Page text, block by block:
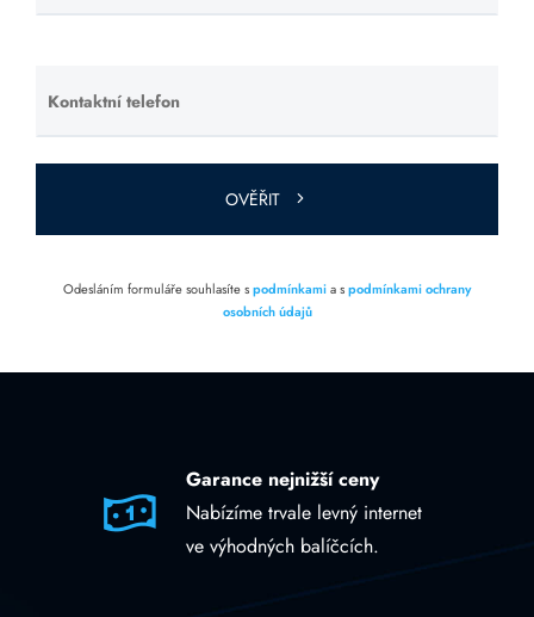
toto pole
Kontaktní telefon
Ponechte
toto pole
prázdné.
OVĚŘIT
Odesláním formuláře souhlasíte spodmínkamia spodmínkami ochrany
osobních údajů
Garance nejnižší ceny
Nabízíme trvale levný internet
ve výhodných balíčcích.